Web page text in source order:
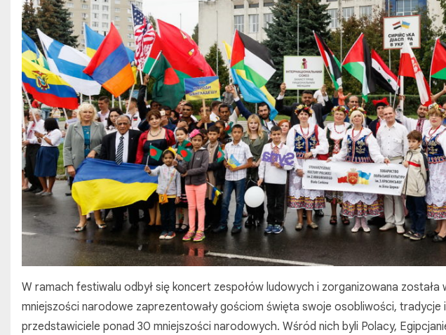
W ramach festiwalu odbył się koncert zespołów ludowych i zorganizowana
mniejszości narodowe zaprezentowały gościom święta swoje osobliwości,
przedstawiciele ponad 30 mniejszości narodowych. Wśród nich byli Polacy,